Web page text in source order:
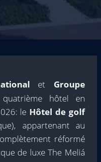
et Groupe
hôtel en
le Hôtel de golf
appartenant au
réformé
de luxe The Meliá